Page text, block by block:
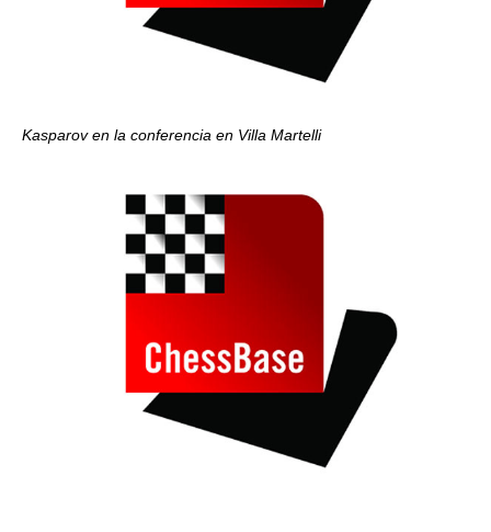
Kasparov en la conferencia en Villa Martelli